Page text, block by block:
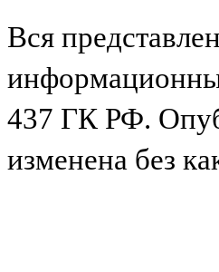
Вся
437 ГК РФ.
изменена без